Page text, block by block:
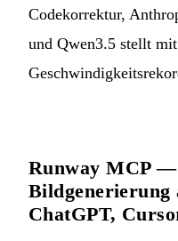
Codekorrektur,
und Qwen3.5 stellt
Runway MCP
Bildgenerierung
ChatGPT,